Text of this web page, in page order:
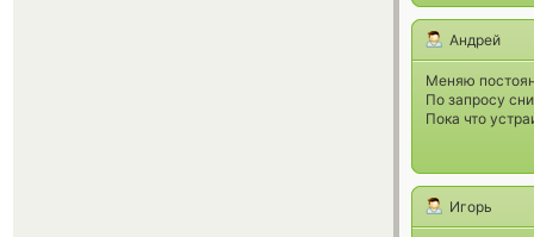
Андрей
Меняю
По запросу
Пока что
Игорь